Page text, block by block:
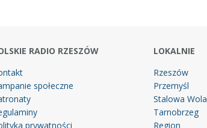
RADIO RZESZÓW
społeczne
prywatności
LOKALNIE
Rzeszów
Przemyśl
Stalowa Wola
Tarnobrzeg
Region